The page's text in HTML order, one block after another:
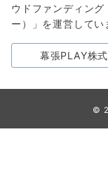
ウドファンディン
ー）」を運営してい
幕張PLAY株
©